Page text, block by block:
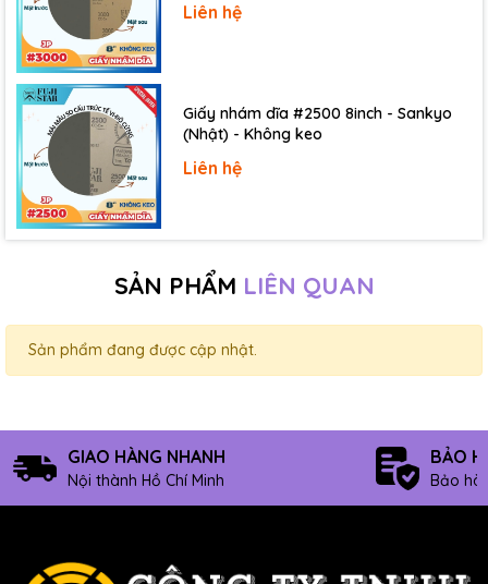
Liên hệ
Giấy nhám dĩa #2500 8inch - Sankyo
(Nhật) - Không keo
Liên hệ
SẢN PHẨM LIÊN QUAN
Sản phẩm đang được cập nhật.
GIAO HÀNG NHANH
Nội thành Hồ Chí Minh
BẢO
Bảo